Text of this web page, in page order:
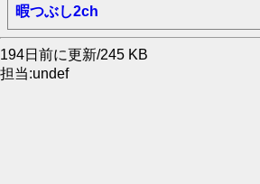
暇つぶし2ch
194日前に更新/245 KB
担当:undef